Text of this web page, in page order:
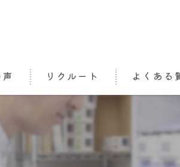
リクルート よくある